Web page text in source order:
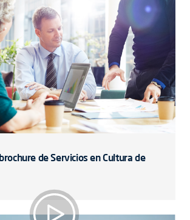
de Servicios en Cultura de